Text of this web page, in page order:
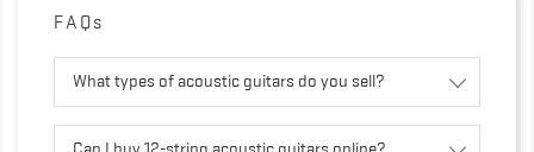
FAQs
What types of acoustic guitars do you sell?